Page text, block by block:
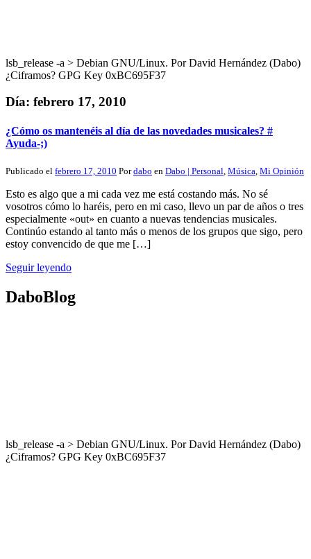
lsb_release -a > Debian GNU/Linux. Por David Hernández (Dabo)
¿Ciframos? GPG Key 0xBC695F37
Día: febrero 17, 2010
¿Cómo os mantenéis al día de las novedades musicales? #
Ayuda-;)
Publicado el febrero 17, 2010 Pordabo en Dabo | Personal Música Mi Opinión
Esto es algo que a mi cada vez me está costando más. No sé
vosotros cómo lo haréis, pero en mi caso, llevo un par de años o tres
especialmente «out» en cuanto a nuevas tendencias musicales.
Continúo estando al tanto más o menos de los grupos que sigo, pero
estoy convencido de que me […]
Seguir leyendo
DaboBlog
lsb_release -a > Debian GNU/Linux. Por David Hernández (Dabo)
¿Ciframos? GPG Key 0xBC695F37